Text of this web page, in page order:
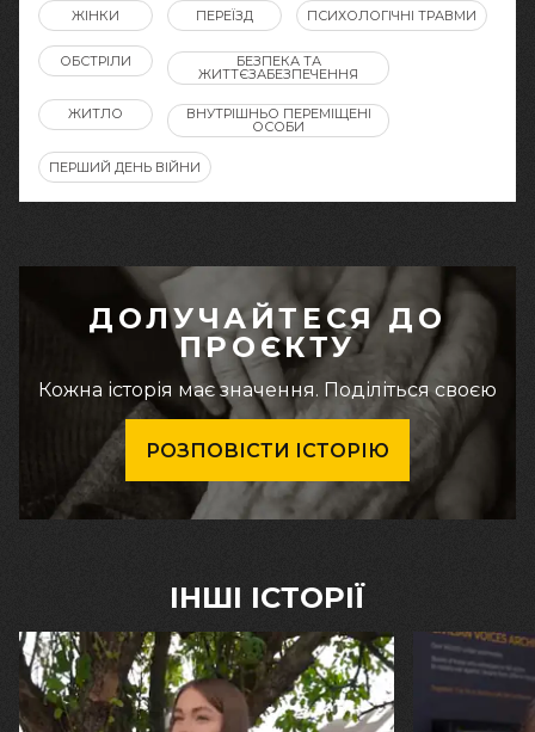
ЖІНКИ ПЕРЕЇЗД ПСИХОЛОГІЧНІ ТРАВМИ
ОБСТРІЛИ БЕЗПЕКА ТА
ЖИТТЄЗАБЕЗПЕЧЕННЯ
ЖИТЛО ВНУТРІШНЬО ПЕРЕМІЩЕНІ
ОСОБИ
ПЕРШИЙ ДЕНЬ ВІЙНИ
ДОЛУЧАЙТЕСЯ ДО
ПРОЄКТУ
Кожна історія має значення. Поділіться своєю
РОЗПОВІСТИ ІСТОРІЮ
ІНШІ ІСТОРІЇ